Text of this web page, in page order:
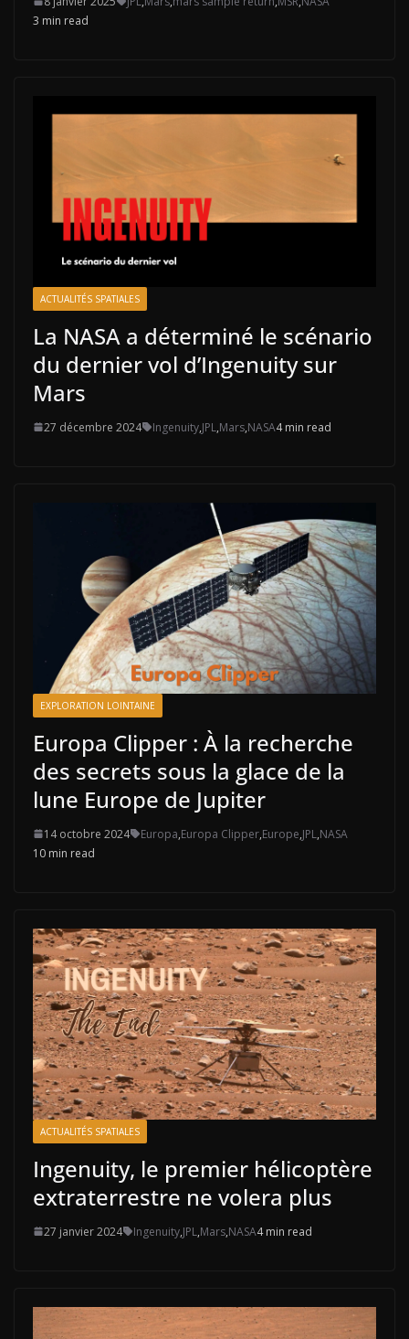
3 min read
ACTUALITÉS SPATIALES
La NASA a déterminé le scénario
du dernier vol d’Ingenuity sur
Mars
27 décembre 2024 Ingenuity,JPL,Mars,NASA4 min read
EXPLORATION LOINTAINE
Europa Clipper : À la recherche
des secrets sous la glace de la
lune Europe de Jupiter
14 octobre 2024 Europa,Europa Clipper,Europe,JPL,NASA
10 min read
ACTUALITÉS SPATIALES
Ingenuity, le premier hélicoptère
extraterrestre ne volera plus
27 janvier 2024 Ingenuity,JPL,Mars,NASA4 min read